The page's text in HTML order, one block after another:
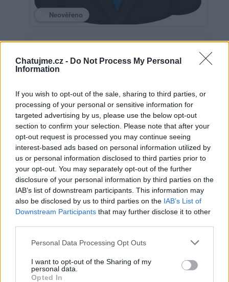
Chatujme.cz - Do Not Process My Personal
Information
If you wish to opt-out of the sale, sharing to third parties, or
processing of your personal or sensitive information for
targeted advertising by us, please use the below opt-out
section to confirm your selection. Please note that after your
opt-out request is processed you may continue seeing
interest-based ads based on personal information utilized by
us or personal information disclosed to third parties prior to
your opt-out. You may separately opt-out of the further
disclosure of your personal information by third parties on the
IAB’s list of downstream participants. This information may
also be disclosed by us to third parties on the IAB’s List of
Downstream Participants that may further disclose it to other
Personal Data Processing Opt Outs
I want to opt-out of the Sharing of my
personal data.
Opted In
Neověřeno
Věk: 75
Okres: Vyškov
Země:
Kontakt
Napsat uživateli vzkaz
Informace o profilu a chatu
Registrace od: 31.03.2020 17:55
Online : Není nikde online
Naposledy aktivní: 24.07.2026 21:51
Počet přátel : 1